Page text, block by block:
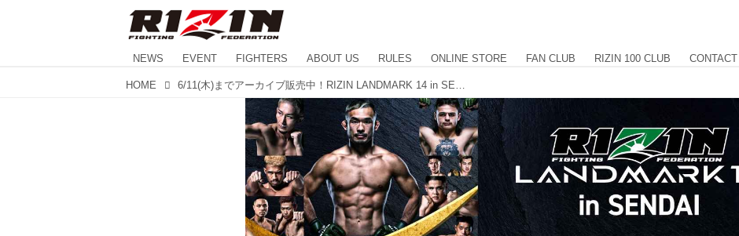
NEWS EVENT FIGHTERS ABOUT US RULES ONLINE STORE FAN CLUB RIZIN 100 CLUB CONTACT
HOME